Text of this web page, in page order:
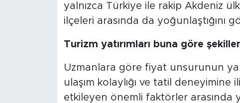
yalnızca Türkiye ile rakip Akdeniz
ilçeleri arasında da yoğunlaştığını
Turizm yatırımları buna göre
Uzmanlara göre fiyat unsurunun
ulaşım kolaylığı ve tatil
etkileyen önemli faktörler arasında